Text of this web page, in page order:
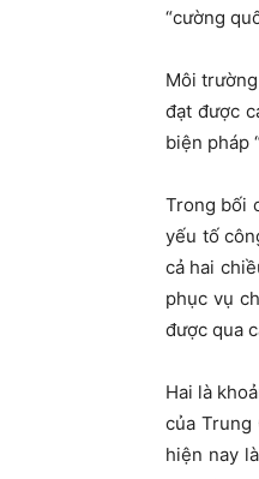
“cường
Môi
đạt được
biện pháp
Trong bối
yếu tố
cả hai
phục vụ
được qua
Hai là
của Trung
hiện nay